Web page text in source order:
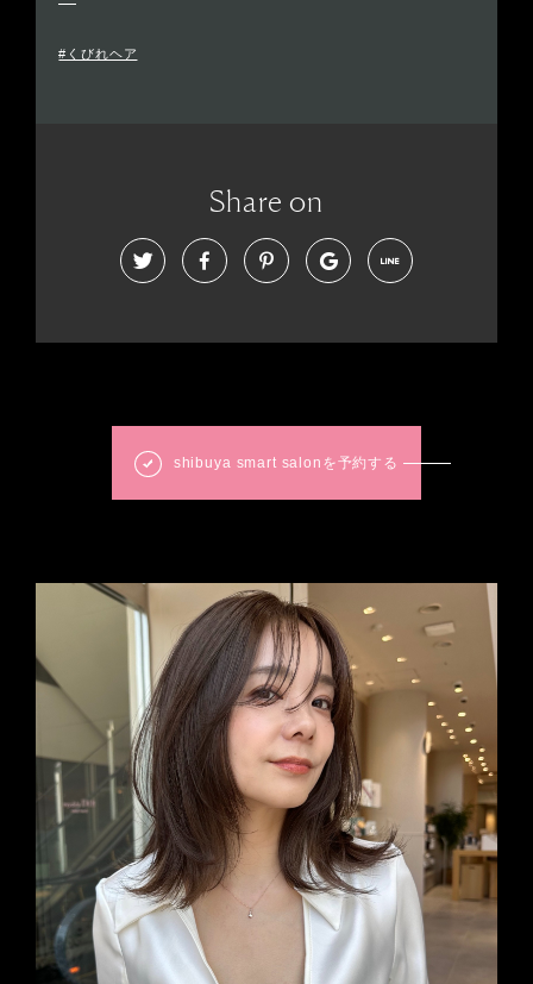
#くびれヘア
Share on
shibuya smart salonを予約する